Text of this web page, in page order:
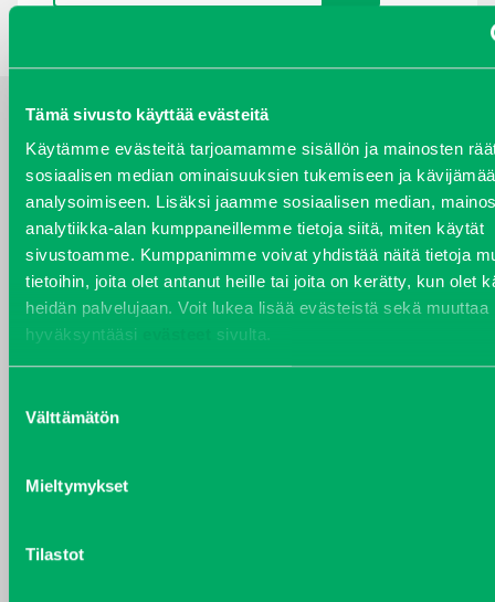
Tämä sivusto käyttää evästeitä
Käytämme evästeitä tarjoamamme sisällön ja mainosten
sosiaalisen median ominaisuuksien tukemiseen ja
analysoimiseen. Lisäksi jaamme sosiaalisen median,
analytiikka-alan kumppaneillemme tietoja siitä, miten käytät
sivustoamme. Kumppanimme voivat yhdistää näitä tietoja
tietoihin, joita olet antanut heille tai joita on kerätty, kun olet
heidän palvelujaan. Voit lukea lisää evästeistä sekä muuttaa
hyväksyntääsi
sivulta.
valinta
Välttämätön
Mieltymykset
Tilastot
YHTEYSTIEDOT
VARAOSAT
Varaosat
Puh 020 7458 686
varaosat@j-trading.fi